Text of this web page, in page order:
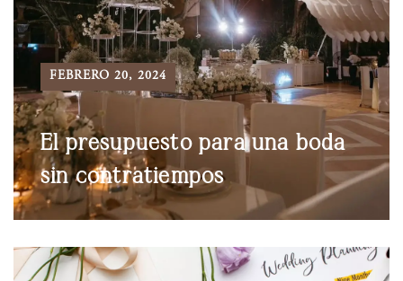
FEBRERO 20, 2024
El presupuesto para una boda
sin contratiempos